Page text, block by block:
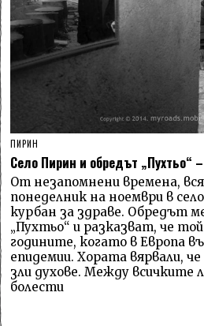
ПИРИН
Село Пирин и обредът „Пухтьо“
От незапомнени времена,
понеделник на ноември в
курбан за здраве. Обредът
„Пухтьо“ и разказват, че
годините, когато в Европа
епидемии. Хората вярвали, че
зли духове. Между всичките
болести